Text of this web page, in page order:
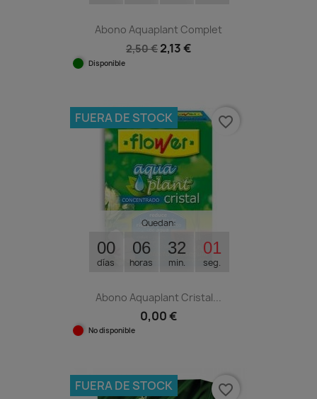
Abono Aquaplant Complet
2,50 € 2,13 €
Disponible
Quedan:
00
días
06
horas
32
min.
00
seg.
Abono Aquaplant Cristal...
0,00 €
No disponible
FUERA DE STOCK favorite_border
FUERA DE STOCK favorite_border